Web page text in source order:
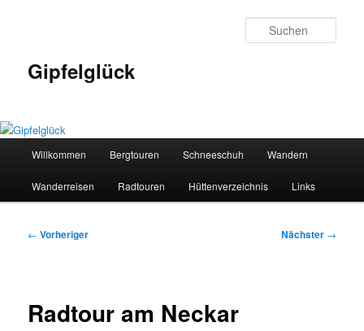
Gipfelglück
Willkommen Bergtouren Schneeschuh Wandern
Wanderreisen Radtouren Hüttenverzeichnis Links
Beitragsnavigation
← Vorheriger Nächster →
Radtour am Neckar